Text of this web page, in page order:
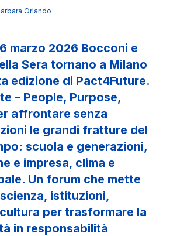
Orlando
marzo 2026 Bocconi e
Sera tornano a Milano
edizione di Pact4Future.
– People, Purpose,
affrontare senza
le grandi fratture del
scuola e generazioni,
e impresa, clima e
Un forum che mette
istituzioni,
per trasformare la
in responsabilità